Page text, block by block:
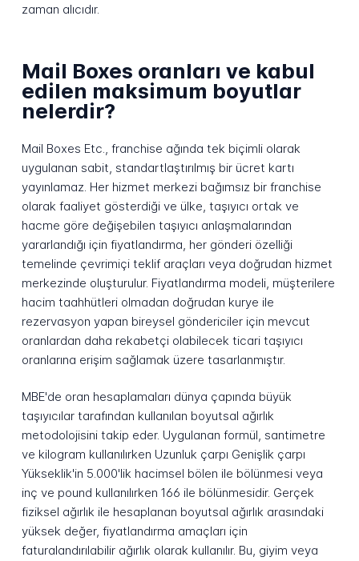
zaman alıcıdır.
Mail Boxes oranları ve kabul
edilen maksimum boyutlar
nelerdir?
Mail Boxes Etc., franchise ağında tek biçimli olarak
uygulanan sabit, standartlaştırılmış bir ücret kartı
yayınlamaz. Her hizmet merkezi bağımsız bir franchise
olarak faaliyet gösterdiği ve ülke, taşıyıcı ortak ve
hacme göre değişebilen taşıyıcı anlaşmalarından
yararlandığı için fiyatlandırma, her gönderi özelliği
temelinde çevrimiçi teklif araçları veya doğrudan hizmet
merkezinde oluşturulur. Fiyatlandırma modeli, müşterilere
hacim taahhütleri olmadan doğrudan kurye ile
rezervasyon yapan bireysel göndericiler için mevcut
oranlardan daha rekabetçi olabilecek ticari taşıyıcı
oranlarına erişim sağlamak üzere tasarlanmıştır.
MBE'de oran hesaplamaları dünya çapında büyük
taşıyıcılar tarafından kullanılan boyutsal ağırlık
metodolojisini takip eder. Uygulanan formül, santimetre
ve kilogram kullanılırken Uzunluk çarpı Genişlik çarpı
Yükseklik'in 5.000'lik hacimsel bölen ile bölünmesi veya
inç ve pound kullanılırken 166 ile bölünmesidir. Gerçek
fiziksel ağırlık ile hesaplanan boyutsal ağırlık arasındaki
yüksek değer, fiyatlandırma amaçları için
faturalandırılabilir ağırlık olarak kullanılır. Bu, giyim veya